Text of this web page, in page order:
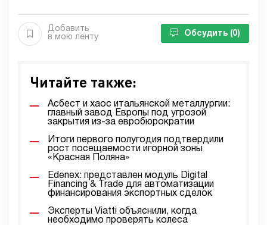
Добавить
в мою ленту
Обсудить (0)
Читайте также:
Асбест и хаос итальянской металлургии:
главный завод Европы под угрозой
закрытия из-за евробюрократии
Итоги первого полугодия подтвердили
рост посещаемости игорной зоны
«Красная Поляна»
Edenex: представлен модуль Digital
Financing & Trade для автоматизации
финансирования экспортных сделок
Эксперты Viatti объяснили, когда
необходимо проверять колеса